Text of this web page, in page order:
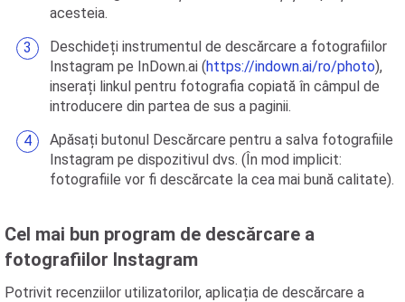
acesteia.
Deschideți instrumentul de descărcare a fotografiilor
Instagram pe InDown.ai (https://indown.ai/ro/photo),
inserați linkul pentru fotografia copiată în câmpul de
introducere din partea de sus a paginii.
Apăsați butonul Descărcare pentru a salva fotografiile
Instagram pe dispozitivul dvs. (În mod implicit:
fotografiile vor fi descărcate la cea mai bună calitate).
Cel mai bun program de descărcare a
fotografiilor Instagram
Potrivit recenziilor utilizatorilor, aplicația de descărcare a